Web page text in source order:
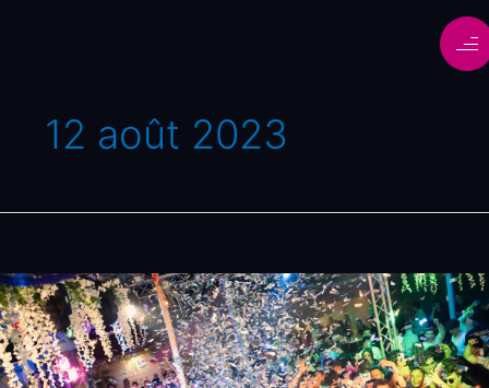
12 août 2023